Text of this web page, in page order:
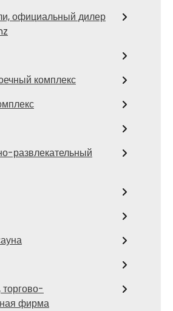
официальный дилер
комплекс
развлекательный
фирма